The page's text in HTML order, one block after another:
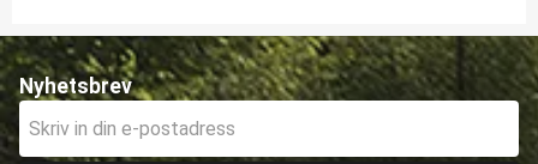
Nyhetsbrev